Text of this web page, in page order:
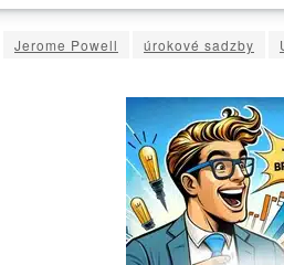
Jerome Powell úrokové sadzby